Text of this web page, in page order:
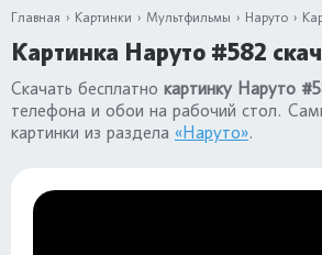
Главная Картинки Мультфильмы Наруто
Картинка Наруто #582
Скачать бесплатно картинку Наруто
телефона и обои на рабочий стол.
картинки из раздела «Наруто».